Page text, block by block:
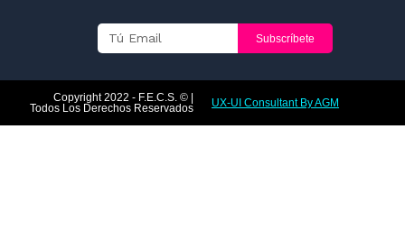
Email Subscríbete
Copyright 2022 - F.E.C.S. © |
Todos Los Derechos Reservados
UX-UI Consultant By AGM